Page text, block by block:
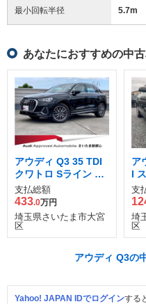
最小回転半径 5.7m
あなたにおすすめの中
アウディ Q3 35 TDI
クワトロ Sライン デ
ィーゼルターボ 4WD
支払総額
433.0万円
埼玉県さいたま市大宮
区
ア
I
支
埼
区
アウディ Q3の
Yahoo! JAPAN IDでログインする